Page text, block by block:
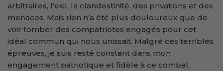
arbitraires, l’exil, la clandestinité, des privations et des
menaces. Mais rien n’a été plus douloureux que de
voir tomber des compatriotes engagés pour cet
idéal commun qui nous unissait. Malgré ces terribles
épreuves, je suis resté constant dans mon
engagement patriotique et fidèle à ce combat